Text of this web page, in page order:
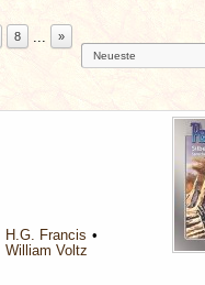
8 »
H.G. Francis
William Voltz